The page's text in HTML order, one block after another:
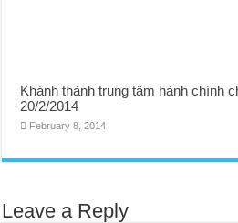
Khánh thành trung tâm hành chính
20/2/2014
February 8, 2014
Leave a Reply